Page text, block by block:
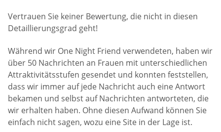
Vertrauen Sie keiner Bewertung, die nicht in diesen
Detaillierungsgrad geht!
Während wir One Night Friend verwendeten, haben wir
über 50 Nachrichten an Frauen mit unterschiedlichen
Attraktivitätsstufen gesendet und konnten feststellen,
dass wir immer auf jede Nachricht auch eine Antwort
bekamen und selbst auf Nachrichten antworteten, die
wir erhalten haben. Ohne diesen Aufwand können Sie
einfach nicht sagen, wozu eine Site in der Lage ist.